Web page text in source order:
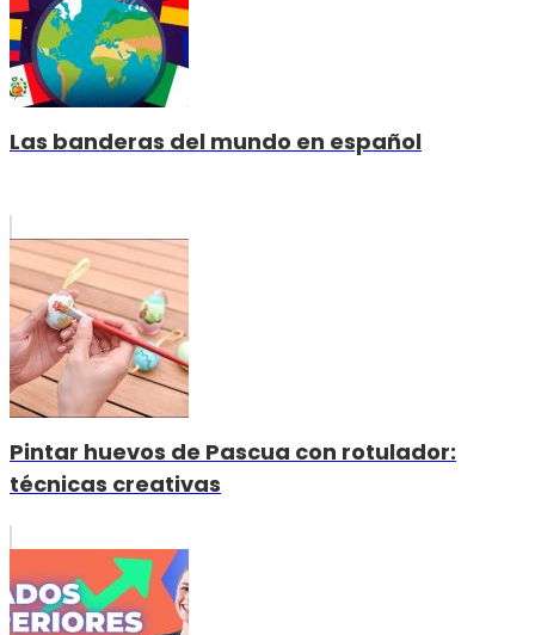
Las banderas del mundo en español
Pintar huevos de Pascua con rotulador:
técnicas creativas